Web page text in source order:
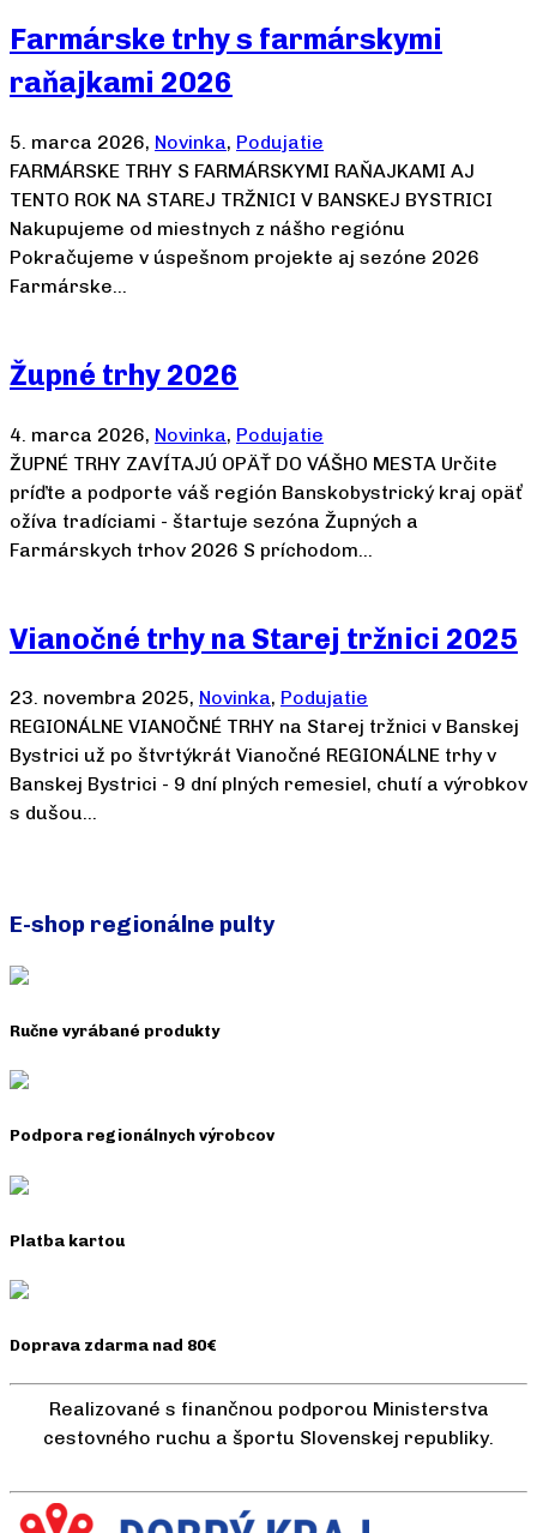
Farmárske trhy s farmárskymi
raňajkami 2026
5. marca 2026, Novinka, Podujatie
FARMÁRSKE TRHY S FARMÁRSKYMI RAŇAJKAMI AJ
TENTO ROK NA STAREJ TRŽNICI V BANSKEJ BYSTRICI
Nakupujeme od miestnych z nášho regiónu
Pokračujeme v úspešnom projekte aj sezóne 2026
Farmárske…
Župné trhy 2026
4. marca 2026, Novinka, Podujatie
ŽUPNÉ TRHY ZAVÍTAJÚ OPÄŤ DO VÁŠHO MESTA Určite
príďte a podporte váš región Banskobystrický kraj opäť
ožíva tradíciami - štartuje sezóna Župných a
Farmárskych trhov 2026 S príchodom…
Vianočné trhy na Starej tržnici 2025
23. novembra 2025, Novinka, Podujatie
REGIONÁLNE VIANOČNÉ TRHY na Starej tržnici v Banskej
Bystrici už po štvrtýkrát Vianočné REGIONÁLNE trhy v
Banskej Bystrici - 9 dní plných remesiel, chutí a výrobkov
s dušou…
E-shop regionálne pulty
Ručne vyrábané produkty
Podpora regionálnych výrobcov
Platba kartou
Doprava zdarma nad 80€
Realizované s finančnou podporou Ministerstva
cestovného ruchu a športu Slovenskej republiky.